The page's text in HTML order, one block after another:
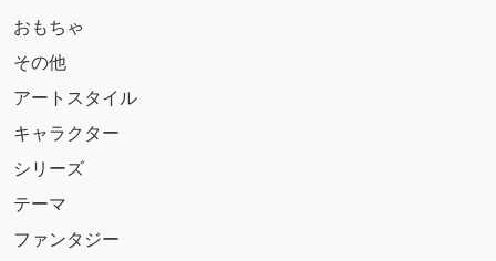
おもちゃ
その他
アートスタイル
キャラクター
シリーズ
テーマ
ファンタジー